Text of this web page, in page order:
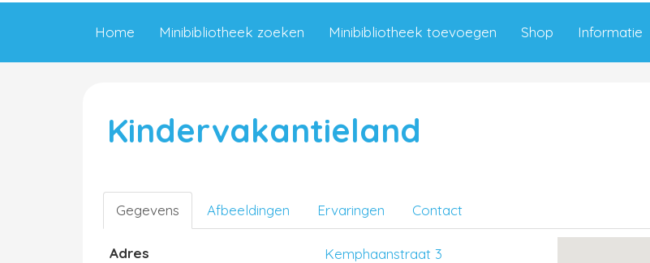
Home Minibibliotheek zoeken Minibibliotheek toevoegen Shop Informatie
Kindervakantieland
Gegevens Afbeeldingen Ervaringen Contact
Adres
Kemphaanstraat 3